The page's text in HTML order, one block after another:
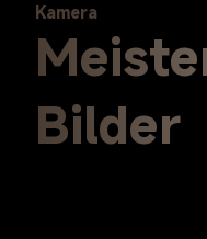
Kamera
Bilder